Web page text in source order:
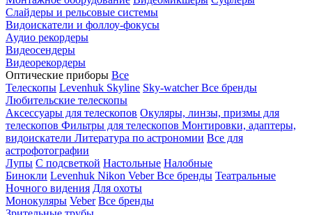
Слайдеры и рельсовые системы
Видоискатели и фоллоу-фокусы
Аудио рекордеры
Видеосендеры
Видеорекордеры
Оптические приборы Все
Телескопы Levenhuk Skyline Sky-watcherВсе бренды
Любительские телескопы
Аксессуары для телескопов Окуляры, линзы, призмы для
телескопов Фильтры для телескопов Монтировки, адаптеры,
видоискатели Литература по астрономии Все для
астрофотографии
Лупы С подсветкой Настольные Налобные
Бинокли Levenhuk Nikon VeberВсе бренды Театральные
Ночного видения Для охоты
Монокуляры Veber Все бренды